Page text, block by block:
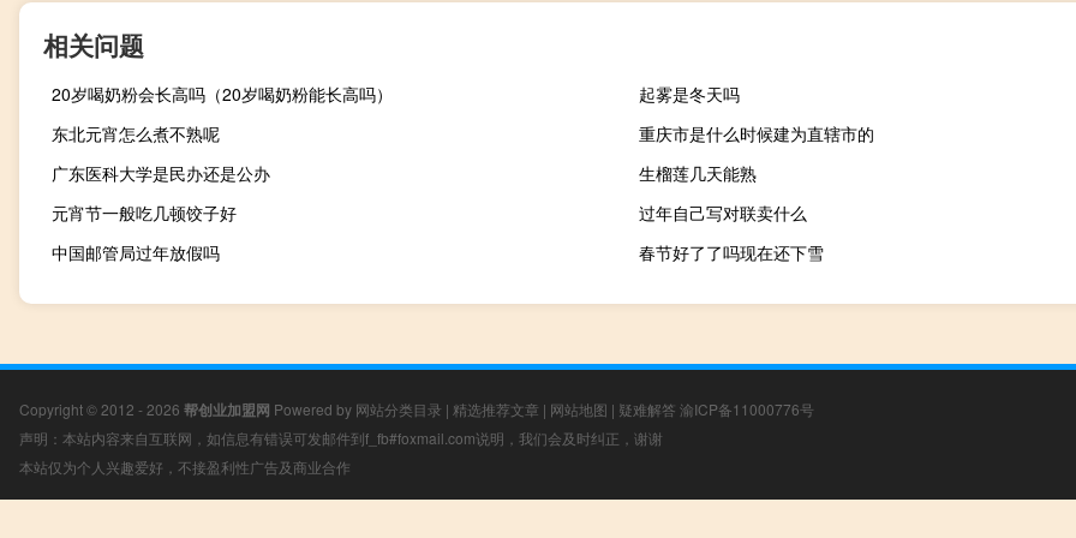
相关问题
20岁喝奶粉会长高吗（20岁喝奶粉能长高吗）
起雾是冬天吗
东北元宵怎么煮不熟呢
重庆市是什么时候建为直辖市的
广东医科大学是民办还是公办
生榴莲几天能熟
元宵节一般吃几顿饺子好
过年自己写对联卖什么
中国邮管局过年放假吗
春节好了了吗现在还下雪
Copyright © 2012 - 2026 帮创业加盟网 Powered by 网站分类目录 | 精选推荐文章 | 网站地图 | 疑难解答 渝ICP备11000776号
声明：本站内容来自互联网，如信息有错误可发邮件到f_fb#foxmail.com说明，我们会及时纠正，谢谢
本站仅为个人兴趣爱好，不接盈利性广告及商业合作